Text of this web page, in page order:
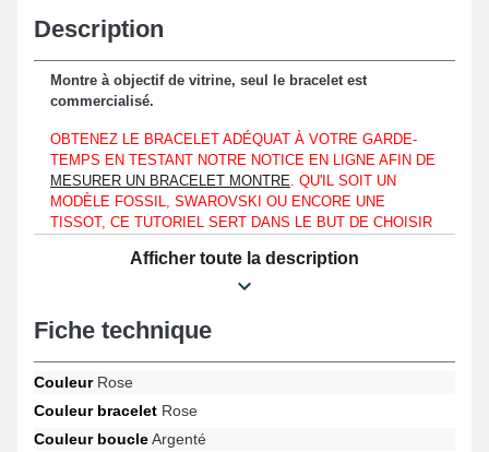
Description
Montre à objectif de vitrine, seul le bracelet est
commercialisé.
OBTENEZ LE BRACELET ADÉQUAT À VOTRE GARDE-
TEMPS EN TESTANT NOTRE NOTICE EN LIGNE AFIN DE
MESURER UN BRACELET MONTRE. QU'IL SOIT UN
MODÈLE FOSSIL, SWAROVSKI OU ENCORE UNE
TISSOT, CE TUTORIEL SERT DANS LE BUT DE CHOISIR
DESIGN DU GARDE-TEMPS QUE VOUS AVEZ.
mm avec un boîtier de montre présentant sa mesure d'entre-
corne d'une largeur de 21 mm exclusivement.
Étant fait de silicone, le bracelet montre constitue un compromis
brisé. De type ardillon, le fermoir argenté garantit un système de
fixation rapide et facile à utiliser. Placez ce bracelet montre grâce
Afficher toute la description
Fiche technique
CouleurRose
Couleur bracelet Rose
Couleur boucleArgenté